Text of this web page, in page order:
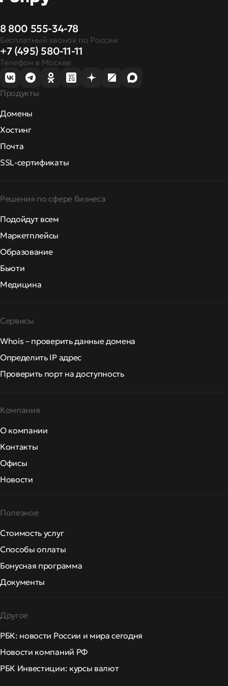
8 800 555-34-78
Бесплатный звонок по России
+7 (495) 580-11-11
Телефон в Москве
Продукты
Домены
Хостинг
Почта
SSL-сертификаты
Решения по сфере бизнеса
Подойдут всем
Маркетплейсы
Образование
Бьюти
Медицина
Сервисы
Whois – проверить данные домена
Определить IP адрес
Проверить порт на доступность
Компания
О компании
Контакты
Офисы
Новости
Полезное
Стоимость услуг
Способы оплаты
Бонусная программа
Документы
Другое
РБК: новости России и мира сегодня
Новости компаний РФ
РБК Инвестиции: курсы валют